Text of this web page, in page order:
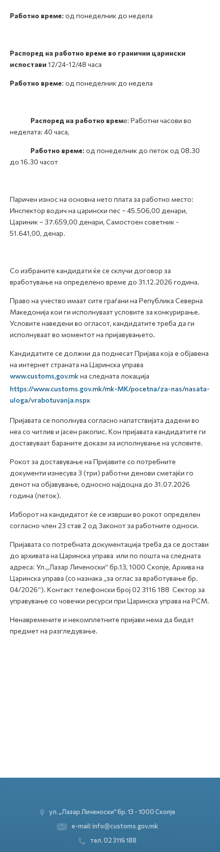
Работно време: од понеделник до недела
Распоред на работно време во гранични царински
испостави 12/24-12/48 часа
Работно време: од понеделник до недела
Распоред на работно време: Работни часови во
неделата: 40 часа,
Работно време: од понеделник до петок од 08.30
до 16.30 часот
Паричен износ на основна нето плата за работно место:
Инспектор водич на царински пес – 45.506,00 денари,
Цариник – 37.659,00 денари, Самостоен советник -
51.641,00, денар.
Со избраните кандидати ќе се склучи договор за
вработување на определено време до 31.12.2026 година.
Право на учество имаат сите граѓани на Република Северна
Македонија кои ги исполнуваат условите за конкурирање.
Условите наведени во огласот, кандидатите треба да ги
исполнуваат во моментот на пријавувањето.
Кандидатите се должни да поднесат Пријава која е објавена
на интернет страната на Царинска управа
www.customs,gov.mk на следната локација
https://www.customs.gov.mk/mk-MK/pocetna/za-nas/nasata-
uloga/vrabotuvanja.nspx
Пријавата се пополнува согласно напатствијата дадени во
неа со читлив и јасен ракопис. Кон пријавата кандидатите ги
доставуваат бараните докази за исполнување на условите.
Рокот за доставување на Пријавите со потребните
документи изнесува 3 (три) работни денови сметајќи го
денот на објавување, односно најдоцна до 31.07.2026
година (петок).
Изборот на кандидатот ќе се изврши во рокот определен
согласно член 23 став 2 од Законот за работните односи.
Пријавата со потребната документација треба да се достави
до архивата на Царинска управа или по пошта на следната
адреса: Ул.„Лазар Личеноски“ бр.13, 1000 Скопје, Архива на
Царинска управа (со назнака „за оглас за вработување бр.
04/2026“). Контакт телефонски број 02 3116 188 Сектор за
управување со човечки ресурси при Царинска управа на РСМ.
Ненавремените и некомплетните пријави нема да бидат
предмет на разгледување.
ул. „Лазар Личеноски“ бр. 13 - 1000 Скопје
e-mail: info@customs.gov.mk
тел. 02 3116 188